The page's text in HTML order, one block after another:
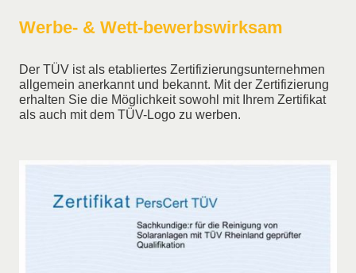
Werbe- & Wett-bewerbswirksam
Der TÜV ist als etabliertes Zertifizierungsunternehmen
allgemein anerkannt und bekannt. Mit der Zertifizierung
erhalten Sie die Möglichkeit sowohl mit Ihrem Zertifikat
als auch mit dem TÜV-Logo zu werben.